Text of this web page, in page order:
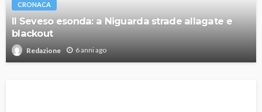
CRONACA
Il Seveso esonda: a Niguarda strade allagate e
blackout
Redazione 6 anni ago